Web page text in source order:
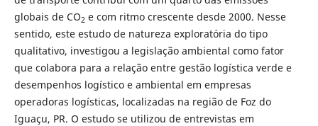
globais de CO2 e com ritmo crescente desde 2000. Nesse
sentido, este estudo de natureza exploratória do tipo
qualitativo, investigou a legislação ambiental como fator
que colabora para a relação entre gestão logística verde e
desempenhos logístico e ambiental em empresas
operadoras logísticas, localizadas na região de Foz do
Iguaçu, PR. O estudo se utilizou de entrevistas em